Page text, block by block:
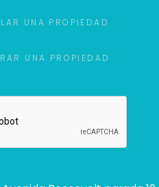
UNA PROPIEDAD
UNA PROPIEDAD